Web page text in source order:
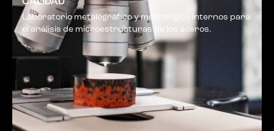
CALIDAD
Laboratorio metalográfico y metrológico internos para
el análisis de microestructuras de los aceros.